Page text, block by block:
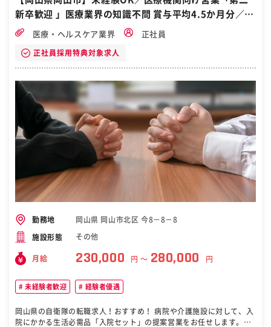
けます。 ・年間休日125日、土日祝休みと、ワークライフバランスが
取りやすい環境です。 ・技術士や1級電気施工管理技士などの資格を
方公共団体や大手メーカーとの取引経験を活かし、さらなるスキルア
特技手当を支給（技術士：100,000円／月、1級電気施工管理技士：1
0,000円／月等） ■業界の状況： 原発再稼動の見通しが不透明なこと
や、異常気象に対する備えなど、非常用電源に対する意識が益々高ま
っています。当社は川崎重工業株式会社の代理店として、ガスタービ
ン発電設備の評価を高め、お客様に満足いただける活動を目指してい
基盤となる主に電気設備の販売・施工・メンテナンスまで、トータル
に手掛ける技術商社です。販売する電気設備製品の多くは大手メーカ
ー製で当社は代理店です。事業拡大に向け、共に活動いただく方を募
就業する意思があり、一緒に会社の成長を支えていただける方のご応
募をお待ちしております。 変更の範囲：会社の定める業務 ［自衛隊・
転職・求人］
新卒歓迎 」医療業界の知識不問 賞与平均4.5か月分／自
衛隊から転職
医療・ヘルスケア業界 正社員
正社員採用特典対象求人
勤務地 岡山県 岡山市北区 今8－8－8
施設形態 その他
月給 230,000 円 〜 280,000 円
未経験者歓迎 経験者優遇
岡山県の自衛隊の転職求人！おすすめ！ 病院や介護施設に対して、入
院にかかる生活必需品「入院セット」の提案営業をお任せします。導